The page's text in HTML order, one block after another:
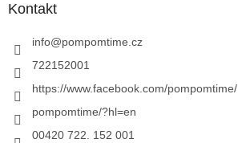
Kontakt
info@pompomtime.cz
722152001
https://www.facebook.com/pompomtime/
pompomtime/?hl=en
00420 722. 152 001